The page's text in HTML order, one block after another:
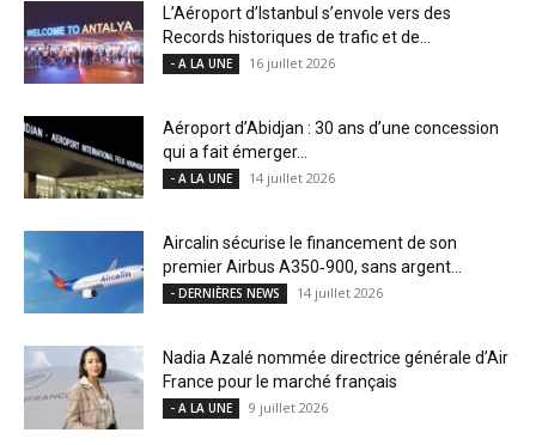
L’Aéroport d’Istanbul s’envole vers des
Records historiques de trafic et de...
- A LA UNE 16 juillet 2026
Aéroport d’Abidjan : 30 ans d’une concession
qui a fait émerger...
- A LA UNE 14 juillet 2026
Aircalin sécurise le financement de son
premier Airbus A350‑900, sans argent...
- DERNIÈRES NEWS 14 juillet 2026
Nadia Azalé nommée directrice générale d’Air
France pour le marché français
- A LA UNE 9 juillet 2026